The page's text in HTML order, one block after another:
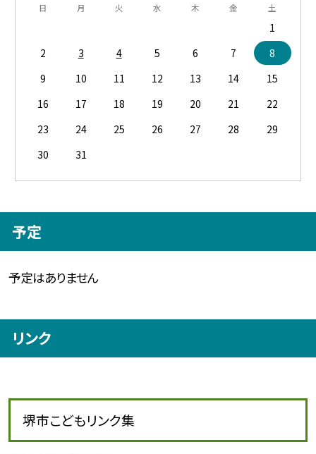
日 月 火 水 木 金 土
1
2
3 4 5 6 7
8
9
10 11 12 13 14
15
16
17 18 19 20 21
22
23
24 25 26 27 28
29
30
31
予定
予定はありません
リンク
堺市こどもリンク集